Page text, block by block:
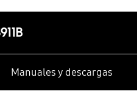
Manuales y descargas